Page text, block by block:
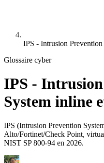
IPS - Intrusion
Glossaire cyber
IPS -
System inline
IPS (Intrusion Prevention
Alto/Fortinet/Check Point,
NIST SP 800-94 en 2026.